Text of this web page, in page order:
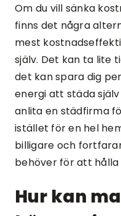
Om du vill sänka
finns det några
mest
själv. Det kan ta lite
det kan spara dig
energi att städa
anlita en städfirma
istället för en hel
billigare och
behöver för att
Hur kan